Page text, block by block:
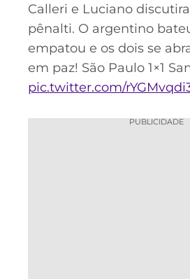
Calleri e Luciano
pênalti. O argentino
empatou e os dois se
em paz! São Paulo 1×1
pic.twitter.com/
PUBLICIDADE